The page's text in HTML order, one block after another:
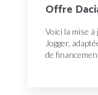
Offre
Voici la mise
Jogger,
de